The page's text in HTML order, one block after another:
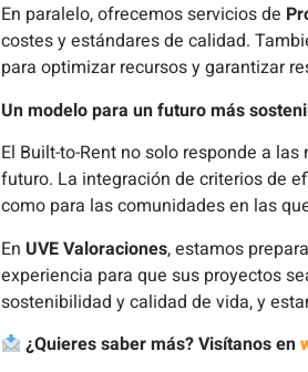
En paralelo, ofrecemos servicios de
costes y estándares de calidad.
para optimizar recursos y garantizar
Un modelo para un futuro más
El Built-to-Rent no solo responde a
futuro. La integración de criterios de
como para las comunidades en las
En UVE Valoraciones, estamos
experiencia para que sus proyectos
sostenibilidad y calidad de vida, y
¿Quieres saber más? Visítanos en